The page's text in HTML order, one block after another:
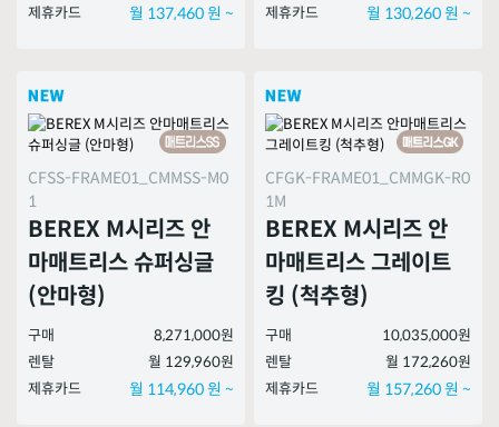
제휴카드 월 137,460 원 ~ 제휴카드 월 130,260 원 ~
CFSS-FRAME01_CMMSS-M0
1
BEREX M시리즈 안
마매트리스 슈퍼싱글
(안마형)
구매
8,271,000원
렌탈
월 129,960원
제휴카드
월 114,960 원 ~
CFGK-FRAME01_CMMGK-R0
1M
BEREX M시리즈 안
마매트리스 그레이트
킹 (척추형)
구매
10,035,000원
렌탈
월 172,260원
제휴카드
월 157,260 원 ~